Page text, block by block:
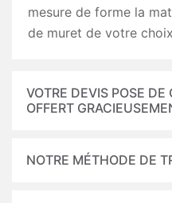
mesure de forme la
de muret de votre
VOTRE DEVIS POSE
OFFERT
NOTRE MÉTHODE DE